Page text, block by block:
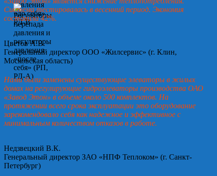
Система тестировалась в весенний период. Экономия
составила 42%.
Цветов А.В.
Генеральный директор ООО «Жилсервис» (г. Клин,
Московская область)
Нами были заменены существующие элеваторы в жилых
домах на регулирующие гидроэлеваторы производства ОАО
«Завод Этон» в объеме около 500 комплектов. На
протяжении всего срока эксплуатации это оборудование
зарекомендовало себя как надежное и эффективное с
минимальным количеством отказов в работе.
Недзвецкий В.К.
Генеральный директор ЗАО «НПФ Теплоком» (г. Санкт-
Петербург)